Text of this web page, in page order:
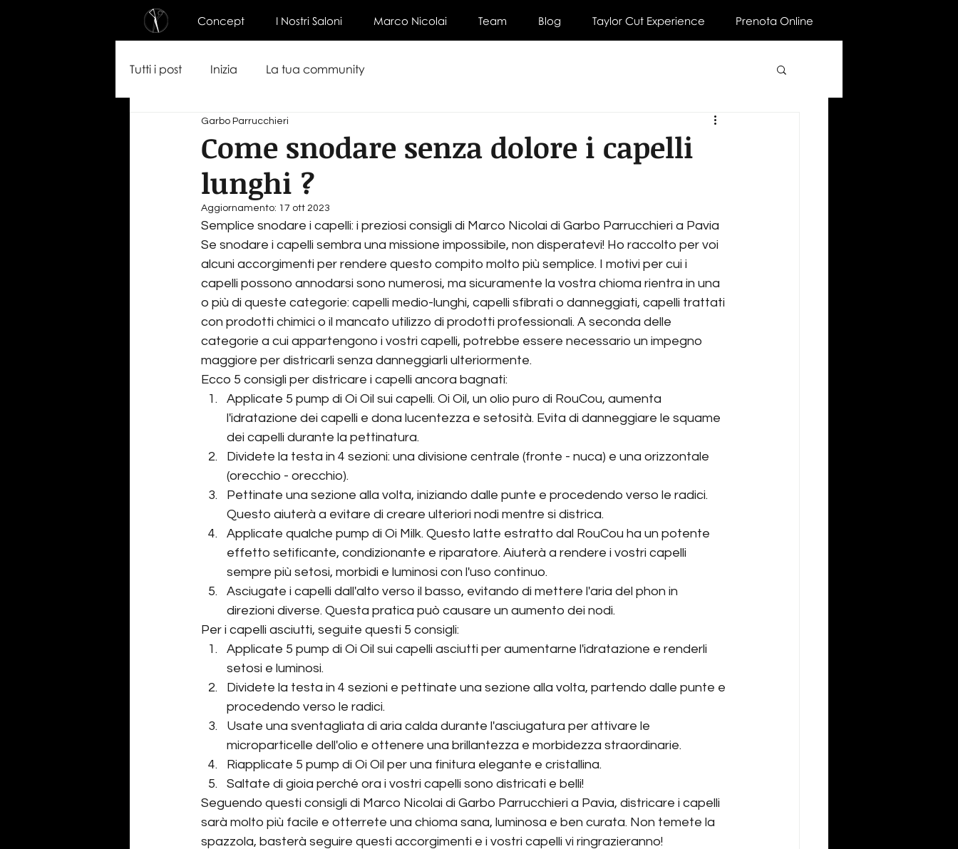
Concept I Nostri Saloni Marco Nicolai Team Blog Taylor Cut Experience Prenota Online
Tutti i post Inizia La tua community
Come snodare senza dolore i capelli
lunghi ?
Garbo Parrucchieri
Aggiornamento: 17 ott 2023
Semplice snodare i capelli: i preziosi consigli di Marco Nicolai di Garbo Parrucchieri a Pavia
Se snodare i capelli sembra una missione impossibile, non disperatevi! Ho raccolto per voi
alcuni accorgimenti per rendere questo compito molto più semplice. I motivi per cui i
capelli possono annodarsi sono numerosi, ma sicuramente la vostra chioma rientra in una
o più di queste categorie: capelli medio-lunghi, capelli sfibrati o danneggiati, capelli trattati
con prodotti chimici o il mancato utilizzo di prodotti professionali. A seconda delle
categorie a cui appartengono i vostri capelli, potrebbe essere necessario un impegno
maggiore per districarli senza danneggiarli ulteriormente.
Ecco 5 consigli per districare i capelli ancora bagnati:
Applicate 5 pump di Oi Oil sui capelli. Oi Oil, un olio puro di RouCou, aumenta
l'idratazione dei capelli e dona lucentezza e setosità. Evita di danneggiare le squame
dei capelli durante la pettinatura.
Dividete la testa in 4 sezioni: una divisione centrale (fronte - nuca) e una orizzontale
(orecchio - orecchio).
Pettinate una sezione alla volta, iniziando dalle punte e procedendo verso le radici.
Questo aiuterà a evitare di creare ulteriori nodi mentre si districa.
Applicate qualche pump di Oi Milk. Questo latte estratto dal RouCou ha un potente
effetto setificante, condizionante e riparatore. Aiuterà a rendere i vostri capelli
sempre più setosi, morbidi e luminosi con l'uso continuo.
Asciugate i capelli dall'alto verso il basso, evitando di mettere l'aria del phon in
direzioni diverse. Questa pratica può causare un aumento dei nodi.
Per i capelli asciutti, seguite questi 5 consigli:
Applicate 5 pump di Oi Oil sui capelli asciutti per aumentarne l'idratazione e renderli
setosi e luminosi.
Dividete la testa in 4 sezioni e pettinate una sezione alla volta, partendo dalle punte e
procedendo verso le radici.
Usate una sventagliata di aria calda durante l'asciugatura per attivare le
microparticelle dell'olio e ottenere una brillantezza e morbidezza straordinarie.
Riapplicate 5 pump di Oi Oil per una finitura elegante e cristallina.
Saltate di gioia perché ora i vostri capelli sono districati e belli!
Seguendo questi consigli di Marco Nicolai di Garbo Parrucchieri a Pavia, districare i capelli
sarà molto più facile e otterrete una chioma sana, luminosa e ben curata. Non temete la
spazzola, basterà seguire questi accorgimenti e i vostri capelli vi ringrazieranno!